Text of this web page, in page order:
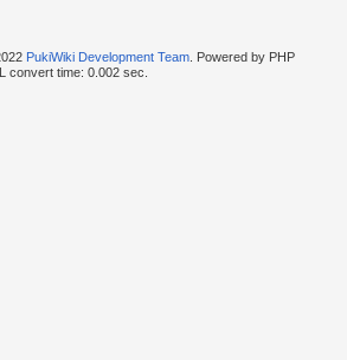
PukiWiki Development Team. Powered by PHP
convert time: 0.002 sec.